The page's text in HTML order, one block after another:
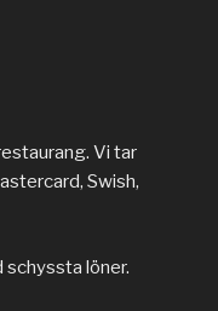
Vi tar
Swish,
löner.